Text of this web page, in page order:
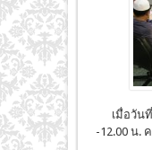
เมื่อวันที่
-12.00 น.